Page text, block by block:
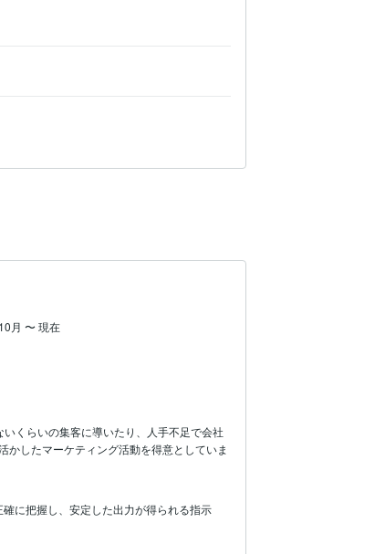
月 〜現在
くらいの集客に導いたり、人手不足で会社
したマーケティング活動を得意としていま
に把握し、安定した出力が得られる指示